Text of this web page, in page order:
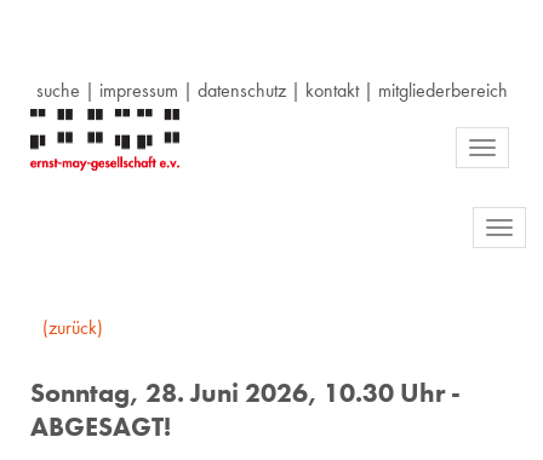
suche | impressum | datenschutz| kontakt| mitgliederbereich
Toggle
(zurück)
Sonntag, 28. Juni 2026, 10.30 Uhr -
ABGESAGT!